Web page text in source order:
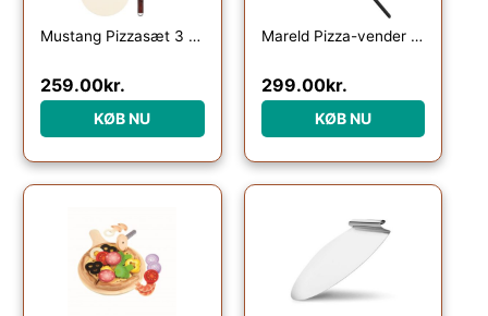
Mustang Pizzasæt 3 dele
259.00kr.
KØB NU
Mareld Pizza-vender perforeret
299.00kr.
KØB NU